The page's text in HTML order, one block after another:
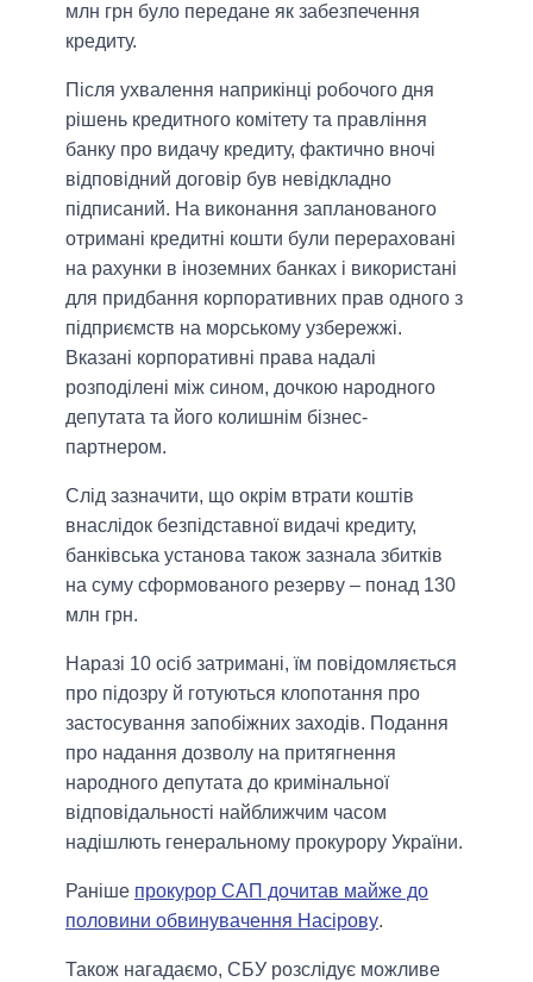
млн грн було передане як забезпечення
кредиту.
Після ухвалення наприкінці робочого дня
рішень кредитного комітету та правління
банку про видачу кредиту, фактично вночі
відповідний договір був невідкладно
підписаний. На виконання запланованого
отримані кредитні кошти були перераховані
на рахунки в іноземних банках і використані
для придбання корпоративних прав одного з
підприємств на морському узбережжі.
Вказані корпоративні права надалі
розподілені між сином, дочкою народного
депутата та його колишнім бізнес-
партнером.
Слід зазначити, що окрім втрати коштів
внаслідок безпідставної видачі кредиту,
банківська установа також зазнала збитків
на суму сформованого резерву – понад 130
млн грн.
Наразі 10 осіб затримані, їм повідомляється
про підозру й готуються клопотання про
застосування запобіжних заходів. Подання
про надання дозволу на притягнення
народного депутата до кримінальної
відповідальності найближчим часом
надішлють генеральному прокурору України.
Раніше прокурор САП дочитав майже до
половини обвинувачення Насірову.
Також нагадаємо, СБУ розслідує можливе